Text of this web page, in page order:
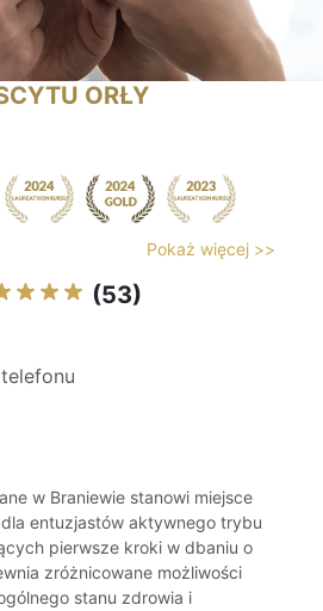
ORŁY
Pokaż więcej >>
(53)
w Braniewie stanowi miejsce
entuzjastów aktywnego trybu
pierwsze kroki w dbaniu o
zróżnicowane możliwości
stanu zdrowia i